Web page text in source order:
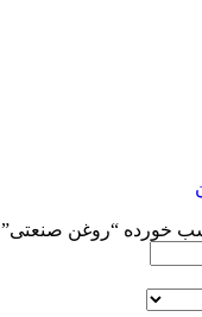
خورده “روغن صنعتی”